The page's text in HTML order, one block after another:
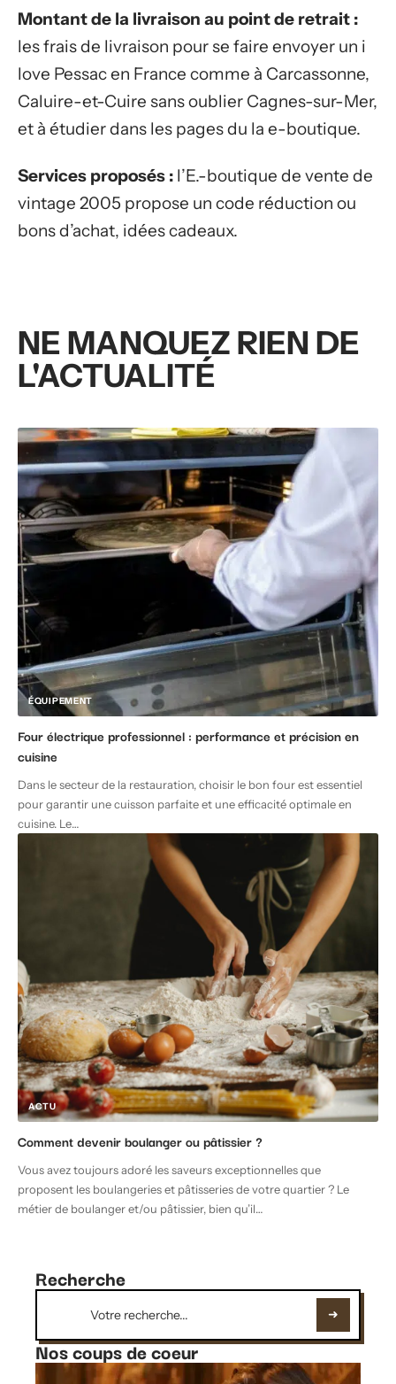
Montant de la livraison au point de retrait :
les frais de livraison pour se faire envoyer un i
love Pessac en France comme à Carcassonne,
Caluire-et-Cuire sans oublier Cagnes-sur-Mer,
et à étudier dans les pages du la e-boutique.
Services proposés : l’E.-boutique de vente de
vintage 2005 propose un code réduction ou
bons d’achat, idées cadeaux.
NE MANQUEZ RIEN DE
L'ACTUALITÉ
ÉQUIPEMENT
Four électrique professionnel : performance et précision en
cuisine
Dans le secteur de la restauration, choisir le bon four est essentiel
pour garantir une cuisson parfaite et une efficacité optimale en
cuisine. Le…
ACTU
Comment devenir boulanger ou pâtissier ?
Vous avez toujours adoré les saveurs exceptionnelles que
proposent les boulangeries et pâtisseries de votre quartier ? Le
métier de boulanger et/ou pâtissier, bien qu’il…
Recherche
Nos coups de coeur